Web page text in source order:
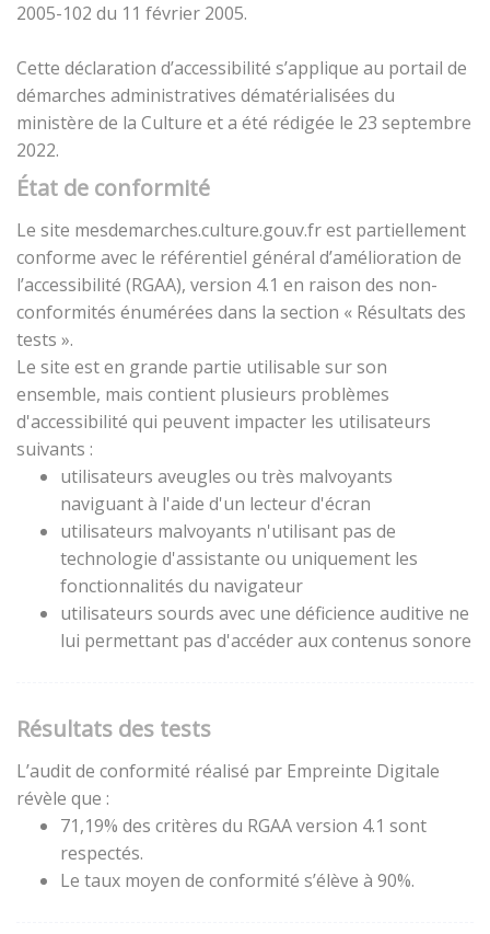
2005-102 du 11 février 2005.
Cette déclaration d’accessibilité s’applique au portail de
démarches administratives dématérialisées du
ministère de la Culture et a été rédigée le 23 septembre
2022.
État de conformité
Le site mesdemarches.culture.gouv.fr est partiellement
conforme avec le référentiel général d’amélioration de
l’accessibilité (RGAA), version 4.1 en raison des non-
conformités énumérées dans la section « Résultats des
tests ».
Le site est en grande partie utilisable sur son
ensemble, mais contient plusieurs problèmes
d'accessibilité qui peuvent impacter les utilisateurs
suivants :
utilisateurs aveugles ou très malvoyants
naviguant à l'aide d'un lecteur d'écran
utilisateurs malvoyants n'utilisant pas de
technologie d'assistante ou uniquement les
fonctionnalités du navigateur
utilisateurs sourds avec une déficience auditive ne
lui permettant pas d'accéder aux contenus sonore
Résultats des tests
L’audit de conformité réalisé par Empreinte Digitale
révèle que :
71,19% des critères du RGAA version 4.1 sont
respectés.
Le taux moyen de conformité s’élève à 90%.